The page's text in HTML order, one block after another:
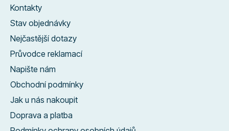
Kontakty
Stav objednávky
Nejčastější dotazy
Průvodce reklamací
Napište nám
Obchodní podmínky
Jak u nás nakoupit
Doprava a platba